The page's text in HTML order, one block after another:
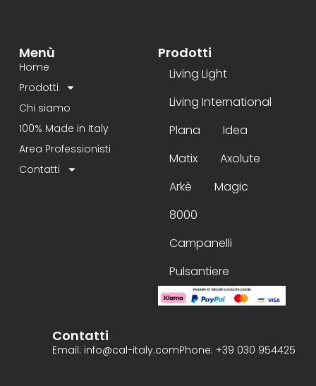
Menù
Home
Prodotti
Chi siamo
100% Made in Italy
Area Professionisti
Contatti
Prodotti
Living Light
Living International
Plana
Idea
Matix
Axolute
Arkè
Magic
8000
Campanelli
Pulsantiere
Contatti
Email: info@cal-italy.comPhone: +39 030 954425